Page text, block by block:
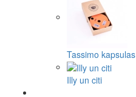
Tassimo kapsulas
Illy un citi